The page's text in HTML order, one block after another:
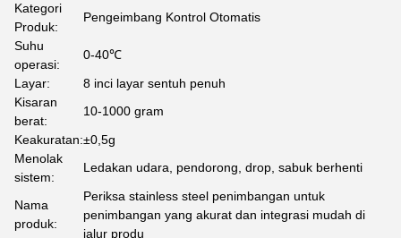
Kategori
Produk:
Pengeimbang Kontrol Otomatis
Suhu
operasi:
0-40℃
Layar:
8 inci layar sentuh penuh
Kisaran
berat:
10-1000 gram
Keakuratan:±0,5g
Menolak
sistem:
Ledakan udara, pendorong, drop, sabuk berhenti
Nama
produk:
Periksa stainless steel penimbangan untuk
penimbangan yang akurat dan integrasi mudah di
jalur produ